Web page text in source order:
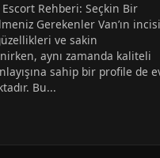
Rehberi: Seçkin Bir
Gerekenler Van’ın incisi
ve sakin
aynı zamanda kaliteli
sahip bir profile de
Bu...